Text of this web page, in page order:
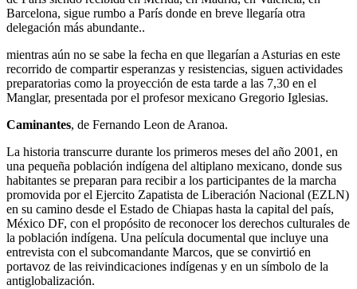
Barcelona, sigue rumbo a París donde en breve llegaría otra
delegación más abundante..
mientras aún no se sabe la fecha en que llegarían a Asturias en este
recorrido de compartir esperanzas y resistencias, siguen actividades
preparatorias como la proyección de esta tarde a las 7,30 en el
Manglar, presentada por el profesor mexicano Gregorio Iglesias.
Caminantes, de Fernando Leon de Aranoa.
La historia transcurre durante los primeros meses del año 2001, en
una pequeña población indígena del altiplano mexicano, donde sus
habitantes se preparan para recibir a los participantes de la marcha
promovida por el Ejercito Zapatista de Liberación Nacional (EZLN)
en su camino desde el Estado de Chiapas hasta la capital del país,
México DF, con el propósito de reconocer los derechos culturales de
la población indígena. Una película documental que incluye una
entrevista con el subcomandante Marcos, que se convirtió en
portavoz de las reivindicaciones indígenas y en un símbolo de la
antiglobalización.